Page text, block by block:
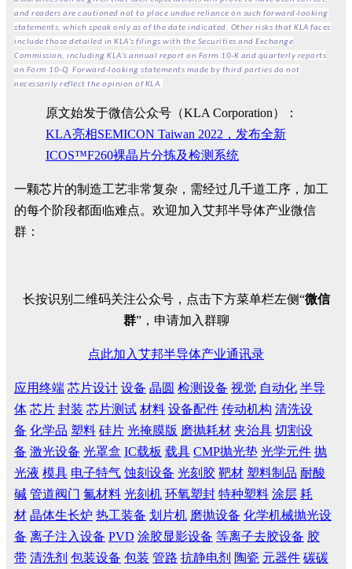
and readers are cautioned not to place undue reliance on such forward-looking
statements, which speak only as of the date indicated. Other risks that KLA faces
include those detailed in KLA's filings with the Securities and Exchange
Commission, including KLA's annual report on Form 10-K and quarterly reports
on Form 10-Q. Forward-looking statements made by third parties do not
necessarily reflect the opinion of KLA.
原文始发于微信公众号（KLA Corporation）：
KLA亮相SEMICON Taiwan 2022，发布全新
ICOS™F260裸晶片分拣及检测系统
一颗芯片的制造工艺非常复杂，需经过几千道工序，加工
的每个阶段都面临难点。欢迎加入艾邦半导体产业微信
群：
长按识别二维码关注公众号，点击下方菜单栏左侧“微信
群”，申请加入群聊
点此加入艾邦半导体产业通讯录
应用终端 芯片设计 设备 晶圆 检测设备 视觉 自动化 半导
体 芯片 封装 芯片测试 材料 设备配件 传动机构 清洗设
备 化学品 塑料 硅片 光掩膜版 磨抛耗材 夹治具 切割设
备 激光设备 光罩盒 IC载板 载具 CMP抛光垫 光学元件 抛
光液 模具 电子特气 蚀刻设备 光刻胶 靶材 塑料制品 耐酸
碱 管道阀门 氟材料 光刻机 环氧塑封 特种塑料 涂层 耗
材 晶体生长炉 热工装备 划片机 磨抛设备 化学机械抛光设
备 离子注入设备 PVD 涂胶显影设备 等离子去胶设备 胶
带 清洗剂 包装设备 包装 管路 抗静电剂 陶瓷 元器件 碳碳